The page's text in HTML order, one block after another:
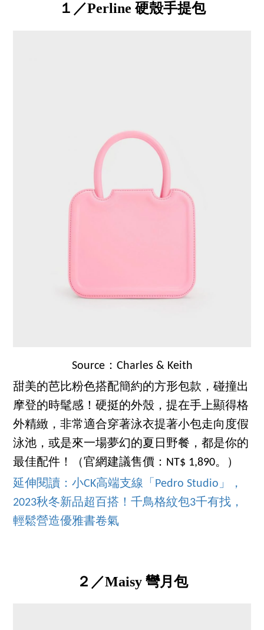
１／Perline 硬殼手提包
Source：Charles & Keith
甜美的芭比粉色搭配簡約的方形包款，碰撞出
摩登的時髦感！硬挺的外殼，提在手上顯得格
外精緻，非常適合穿著泳衣提著小包走向度假
泳池，或是來一場夢幻的夏日野餐，都是你的
最佳配件！（官網建議售價：NT$ 1,890。）
延伸閱讀：小CK高端支線「Pedro Studio」，
2023秋冬新品超百搭！千鳥格紋包3千有找，
輕鬆營造優雅書卷氣
２／Maisy 彎月包